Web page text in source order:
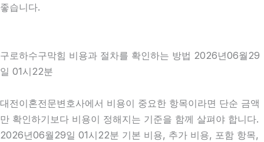
좋습니다.
구로하수구막힘 비용과 절차를 확인하는 방법 2026년06월29
일 01시22분
대전이혼전문변호사에서 비용이 중요한 항목이라면 단순 금액
만 확인하기보다 비용이 정해지는 기준을 함께 살펴야 합니다.
2026년06월29일 01시22분 기본 비용, 추가 비용, 포함 항목,